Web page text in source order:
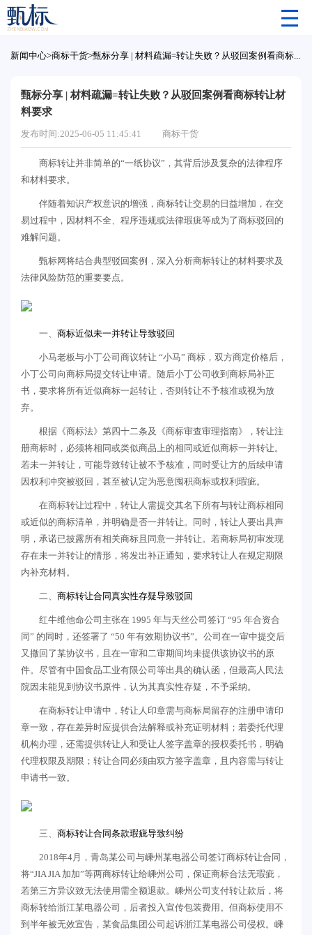
新闻中心>商标干货> 甄标分享 | 材料疏漏=转让失败？从驳回案例看商标转让材料要求
甄标分享 | 材料疏漏=转让失败？从驳回案例看商标转让材
料要求
发布时间:2025-06-05 11:45:41 商标干货
商标转让并非简单的“一纸协议”，其背后涉及复杂的法律程序
和材料要求。
伴随着知识产权意识的增强，商标转让交易的日益增加，在交
易过程中，因材料不全、程序违规或法律瑕疵等成为了商标驳回的
难解问题。
甄标网将结合典型驳回案例，深入分析商标转让的材料要求及
法律风险防范的重要要点。
一、 商标近似未一并转让导致驳回
小马老板与小丁公司商议转让 “小马” 商标，双方商定价格后，
小丁公司向商标局提交转让申请。随后小丁公司收到商标局补正
书，要求将所有近似商标一起转让，否则转让不予核准或视为放
弃。
根据《商标法》第四十二条及《商标审查审理指南》，转让注
册商标时，必须将相同或类似商品上的相同或近似商标一并转让。
若未一并转让，可能导致转让被不予核准，同时受让方的后续申请
因权利冲突被驳回，甚至被认定为恶意囤积商标或权利瑕疵。
在商标转让过程中，转让人需提交其名下所有与转让商标相同
或近似的商标清单，并明确是否一并转让。同时，转让人要出具声
明，承诺已披露所有相关商标且同意一并转让。若商标局初审发现
存在未一并转让的情形，将发出补正通知，要求转让人在规定期限
内补充材料。
二、 商标转让合同真实性存疑导致驳回
红牛维他命公司主张在 1995 年与天丝公司签订 “95 年合资合
同” 的同时，还签署了 “50 年有效期协议书”。公司在一审中提交后
又撤回了某协议书，且在一审和二审期间均未提供该协议书的原
件。尽管有中国食品工业有限公司等出具的确认函，但最高人民法
院因未能见到协议书原件，认为其真实性存疑，不予采纳。
在商标转让申请中，转让人印章需与商标局留存的注册申请印
章一致，存在差异时应提供合法解释或补充证明材料；若委托代理
机构办理，还需提供转让人和受让人签字盖章的授权委托书，明确
代理权限及期限；转让合同必须由双方签字盖章，且内容需与转让
申请书一致。
三、 商标转让合同条款瑕疵导致纠纷
2018年4月，青岛某公司与嵊州某电器公司签订商标转让合同，
将“JIA JIA 加加”等两商标转让给嵊州公司，保证商标合法无瑕疵，
若第三方异议致无法使用需全额退款。嵊州公司支付转让款后，将
商标转给浙江某电器公司，后者投入宣传包装费用。但商标使用不
到半年被无效宣告，某食品集团公司起诉浙江某电器公司侵权。嵊